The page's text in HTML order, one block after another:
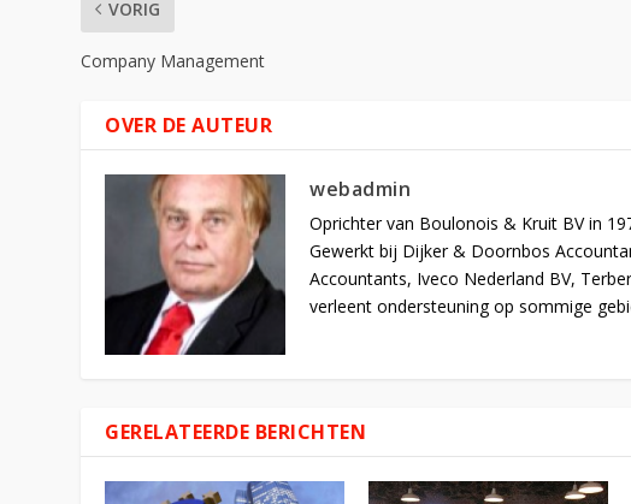
VORIG
Company Management
OVER DE AUTEUR
webadmin
Oprichter van Boulonois & Kruit BV in
Gewerkt bij Dijker & Doornbos
Accountants, Iveco Nederland BV,
verleent ondersteuning op sommige
GERELATEERDE BERICHTEN